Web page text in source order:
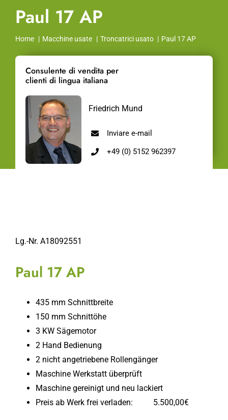
Paul 17 AP
Home Macchine usate Troncatrici usato Paul 17 AP
Consulente di vendita per
clienti di lingua italiana
Friedrich Mund
Inviare e-mail
+49 (0) 5152 962397
Lg.-Nr. A18092551
Paul 17 AP
435 mm Schnittbreite
150 mm Schnittöhe
3 KW Sägemotor
2 Hand Bedienung
2 nicht angetriebene Rollengänger
Maschine Werkstatt überprüft
Maschine gereinigt und neu lackiert
Preis ab Werk frei verladen: 5.500,00€